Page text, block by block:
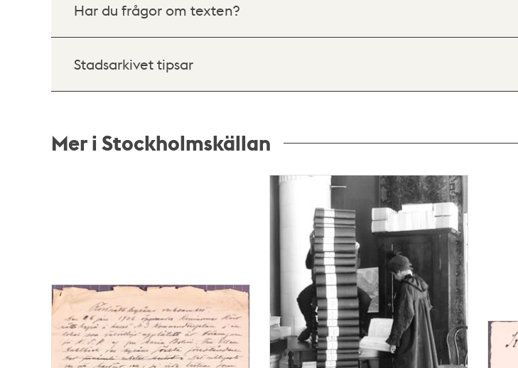
Har du frågor om texten?
Stadsarkivet tipsar
Mer i Stockholmskällan